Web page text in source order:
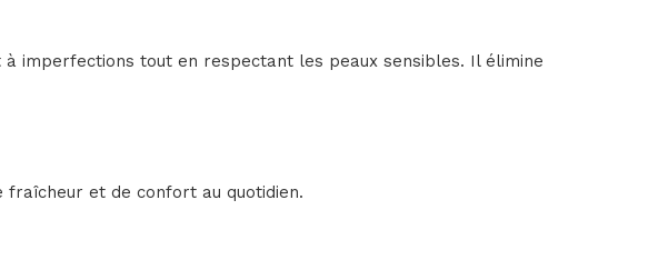
imperfections tout en respectant les peaux sensibles. Il élimine
et de confort au quotidien.